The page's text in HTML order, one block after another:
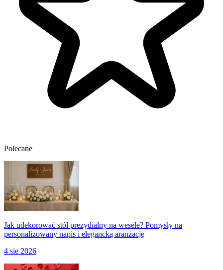
Polecane
Jak udekorować stół prezydialny na wesele? Pomysły na
personalizowany napis i elegancką aranżację
4 sie 2026